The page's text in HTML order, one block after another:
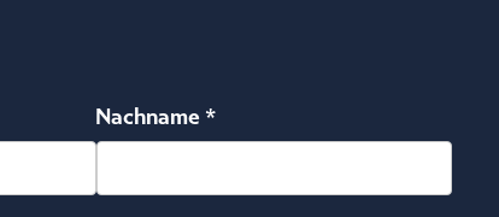
Nachname *